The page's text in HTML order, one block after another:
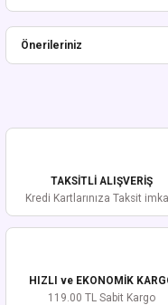
Bu
Önerileriniz
Ürün resmi kalitesiz,
Ürün fiyatı diğer
Bu ürüne benzer farklı
TAKSİTLİ ALIŞVERİŞ
Kredi Kartlarınıza Taksit
HIZLI ve EKONOMİK
119.00 TL Sabit Kargo